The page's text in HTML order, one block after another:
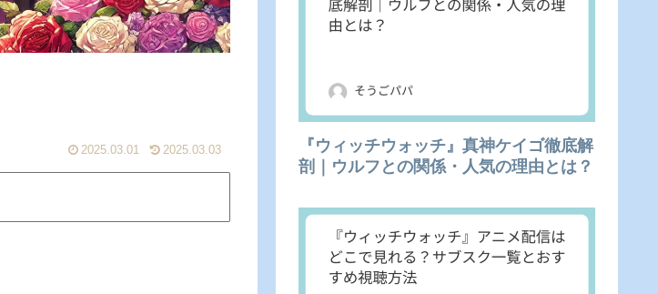
2025.03.01 2025.03.03
『ウィッチウォッチ』真神ケイゴ徹底解
剖｜ウルフとの関係・人気の理由とは？